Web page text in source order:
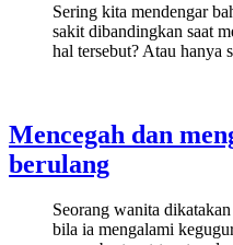
Sering kita mendengar
sakit dibandingkan saat
hal tersebut? Atau hanya
Mencegah dan
berulang
Seorang wanita
bila ia mengalami